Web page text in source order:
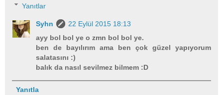
Yanıtlar
Syhn
22 Eylül 2015 18:13
ayy bol bol ye o zmn bol bol ye.
ben de bayılırım ama ben çok güzel yapıyorum
salatasını :)
balık da nasıl sevilmez bilmem :D
Yanıtla